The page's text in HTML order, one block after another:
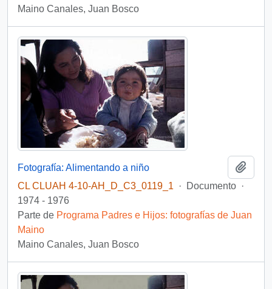
Maino Canales, Juan Bosco
Fotografía: Alimentando a niño
CL CLUAH 4-10-AH_D_C3_0119_1
· Documento ·
1974 - 1976
Parte de Programa Padres e Hijos: fotografías de Juan
Maino
Maino Canales, Juan Bosco